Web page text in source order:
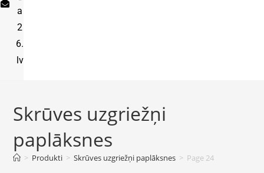
a
2
6.
lv
Skrūves uzgriežņi
paplāksnes
> Produkti > Skrūves uzgriežņi paplāksnes > Page 24